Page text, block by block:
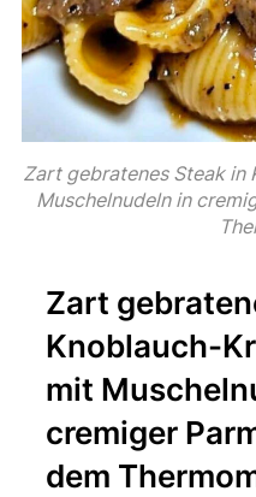
Zart gebratenes Steak in
Muschelnudeln in
Zart
Knoblauch-
mit
cremiger
dem